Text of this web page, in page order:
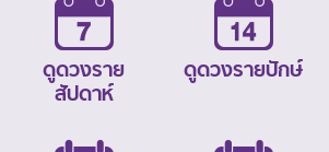
ดูดวงราย
สัปดาห์
ดูดวงรายปักษ์